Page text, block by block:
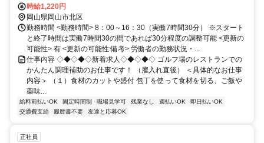
空路 岡山空港徒歩約79分 岡山駅から車で25分
時給1,220円
岡山県岡山市北区
勤務時間 <勤務時間> 8：00～16：30（実働7時間30分） ※スタート
と終了時間は実働7時間30の間であれば30分程度の調整可能 <更新の
可能性> 有 <更新の可能性:備考> 労働者の勤務状況・...
仕事内容 ◇◆◇◆◇新着求人◇◆◇◆◇ ゴルフ場のレストランでの
かんたん調理補助のお仕事です！ （雇入れ直後） ＜具体的なお仕事
内容＞ （１）食材のカットや盛付 包丁を使って食材を切る、ご飯や
薬味...
給料前払いOK 固定時間制 職場見学可 残業なし 週払いOK
即日払いOK
交通費支給
履歴書不要 友達と応募OK
正社員